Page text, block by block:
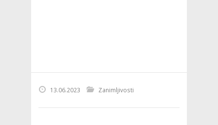
13.06.2023 Zanimljivosti